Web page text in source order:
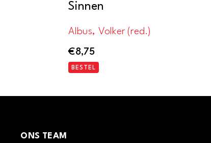
Sinnen
Albus, Volker (red.)
€8,75
BESTEL
ONS TEAM